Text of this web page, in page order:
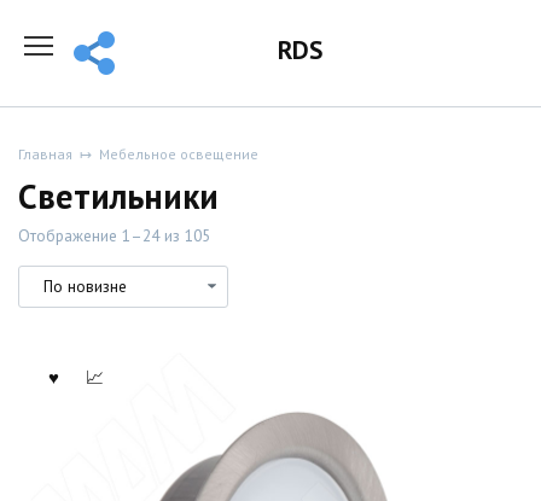
содержанию
RDS
Главная Мебельное освещение
Светильники
Отображение 1–24 из 105